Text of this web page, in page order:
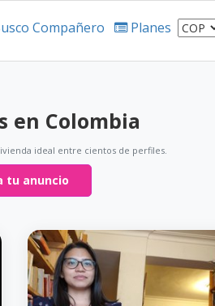
Compañero Planes
en Colombia
ideal entre cientos de perfiles.
tu anuncio